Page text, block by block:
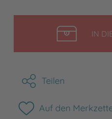
IN
Teilen
Auf den